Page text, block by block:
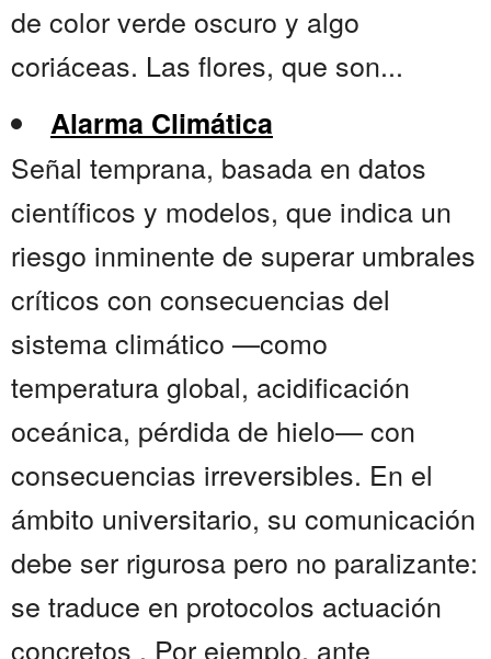
de color verde oscuro y algo
coriáceas. Las flores, que son...
Alarma Climática
Señal temprana, basada en datos
científicos y modelos, que indica un
riesgo inminente de superar umbrales
críticos con consecuencias del
sistema climático —como
temperatura global, acidificación
oceánica, pérdida de hielo— con
consecuencias irreversibles. En el
ámbito universitario, su comunicación
debe ser rigurosa pero no paralizante:
se traduce en protocolos actuación
concretos . Por ejemplo, ante